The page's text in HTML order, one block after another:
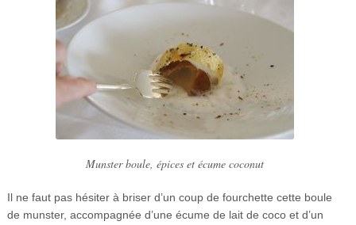
Munster boule, épices et écume coconut
Il ne faut pas hésiter à briser d’un coup de fourchette cette boule
de munster, accompagnée d’une écume de lait de coco et d’un